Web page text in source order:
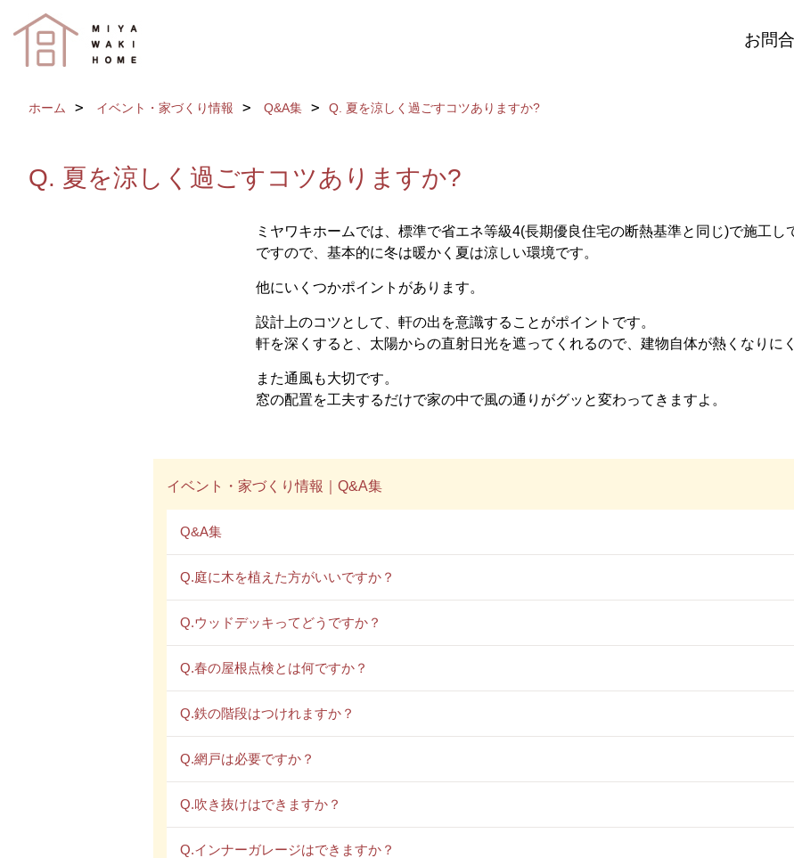
お問
ホーム イベント・家づくり情報 Q&A集 Q. 夏を涼しく過ごすコツありますか?
Q. 夏を涼しく過ごすコツありますか?
ミヤワキホームでは、標準で省エネ等級4(長期優良住宅の断熱基準と同じ)で施工し
ですので、基本的に冬は暖かく夏は涼しい環境です。
他にいくつかポイントがあります。
設計上のコツとして、軒の出を意識することがポイントです。
軒を深くすると、太陽からの直射日光を遮ってくれるので、建物自体が熱くなりに
また通風も大切です。
窓の配置を工夫するだけで家の中で風の通りがグッと変わってきますよ。
イベント・家づくり情報｜Q&A集
Q&A集
Q.庭に木を植えた方がいいですか？
Q.ウッドデッキってどうですか？
Q.春の屋根点検とは何ですか？
Q.鉄の階段はつけれますか？
Q.網戸は必要ですか？
Q.吹き抜けはできますか？
Q.インナーガレージはできますか？